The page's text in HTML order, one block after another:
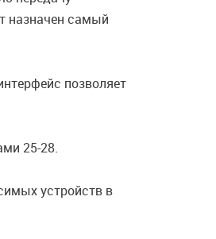
назначен самый
позволяет
25-28.
устройств в